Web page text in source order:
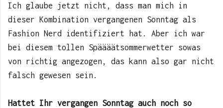
Ich glaube jetzt nicht, dass man mich in
dieser Kombination vergangenen Sonntag als
Fashion Nerd identifiziert hat. Aber ich war
bei diesem tollen Späääätsommerwetter sowas
von richtig angezogen, das kann also gar nicht
falsch gewesen sein.
Hattet Ihr vergangen Sonntag auch noch so